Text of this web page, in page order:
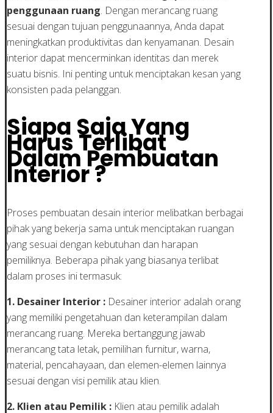
penggunaan ruang. Dengan merancang ruang
sesuai dengan tujuan penggunaannya, Anda dapat
meningkatkan produktivitas dan kenyamanan. Desain
interior dapat mencerminkan identitas dan merek
suatu bisnis. Ini penting untuk menciptakan kesan yang
konsisten pada pelanggan.
Siapa Saja Yang
Harus Terlibat
Dalam Pembuatan
Interior ?
Proses pembuatan desain interior melibatkan berbagai
pihak yang bekerja sama untuk menciptakan ruangan
yang sesuai dengan kebutuhan dan harapan
pemiliknya. Beberapa pihak yang biasanya terlibat
dalam proses ini termasuk:
1. Desainer Interior : Desainer interior adalah orang
yang memiliki pengetahuan dan keterampilan dalam
merancang ruang. Mereka bertanggung jawab
merancang tata letak, pemilihan furnitur, warna,
material, pencahayaan, dan elemen-elemen lainnya
sesuai dengan visi pemilik atau klien.
2. Klien atau Pemilik : Klien atau pemilik adalah